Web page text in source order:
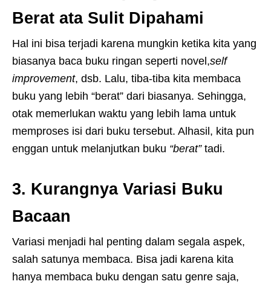
Berat ata Sulit Dipahami
Hal ini bisa terjadi karena mungkin ketika kita yang
biasanya baca buku ringan seperti novel,self
improvement, dsb. Lalu, tiba-tiba kita membaca
buku yang lebih “berat” dari biasanya. Sehingga,
otak memerlukan waktu yang lebih lama untuk
memproses isi dari buku tersebut. Alhasil, kita pun
enggan untuk melanjutkan buku “berat” tadi.
3. Kurangnya Variasi Buku
Bacaan
Variasi menjadi hal penting dalam segala aspek,
salah satunya membaca. Bisa jadi karena kita
hanya membaca buku dengan satu genre saja,